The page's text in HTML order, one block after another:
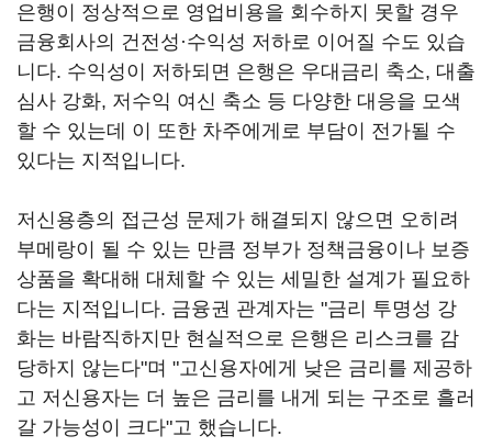
은행이 정상적으로 영업비용을 회수하지 못할 경우
금융회사의 건전성·수익성 저하로 이어질 수도 있습
니다. 수익성이 저하되면 은행은 우대금리 축소, 대출
심사 강화, 저수익 여신 축소 등 다양한 대응을 모색
할 수 있는데 이 또한 차주에게로 부담이 전가될 수
있다는 지적입니다.
저신용층의 접근성 문제가 해결되지 않으면 오히려
부메랑이 될 수 있는 만큼 정부가 정책금융이나 보증
상품을 확대해 대체할 수 있는 세밀한 설계가 필요하
다는 지적입니다. 금융권 관계자는 "금리 투명성 강
화는 바람직하지만 현실적으로 은행은 리스크를 감
당하지 않는다"며 "고신용자에게 낮은 금리를 제공하
고 저신용자는 더 높은 금리를 내게 되는 구조로 흘러
갈 가능성이 크다"고 했습니다.